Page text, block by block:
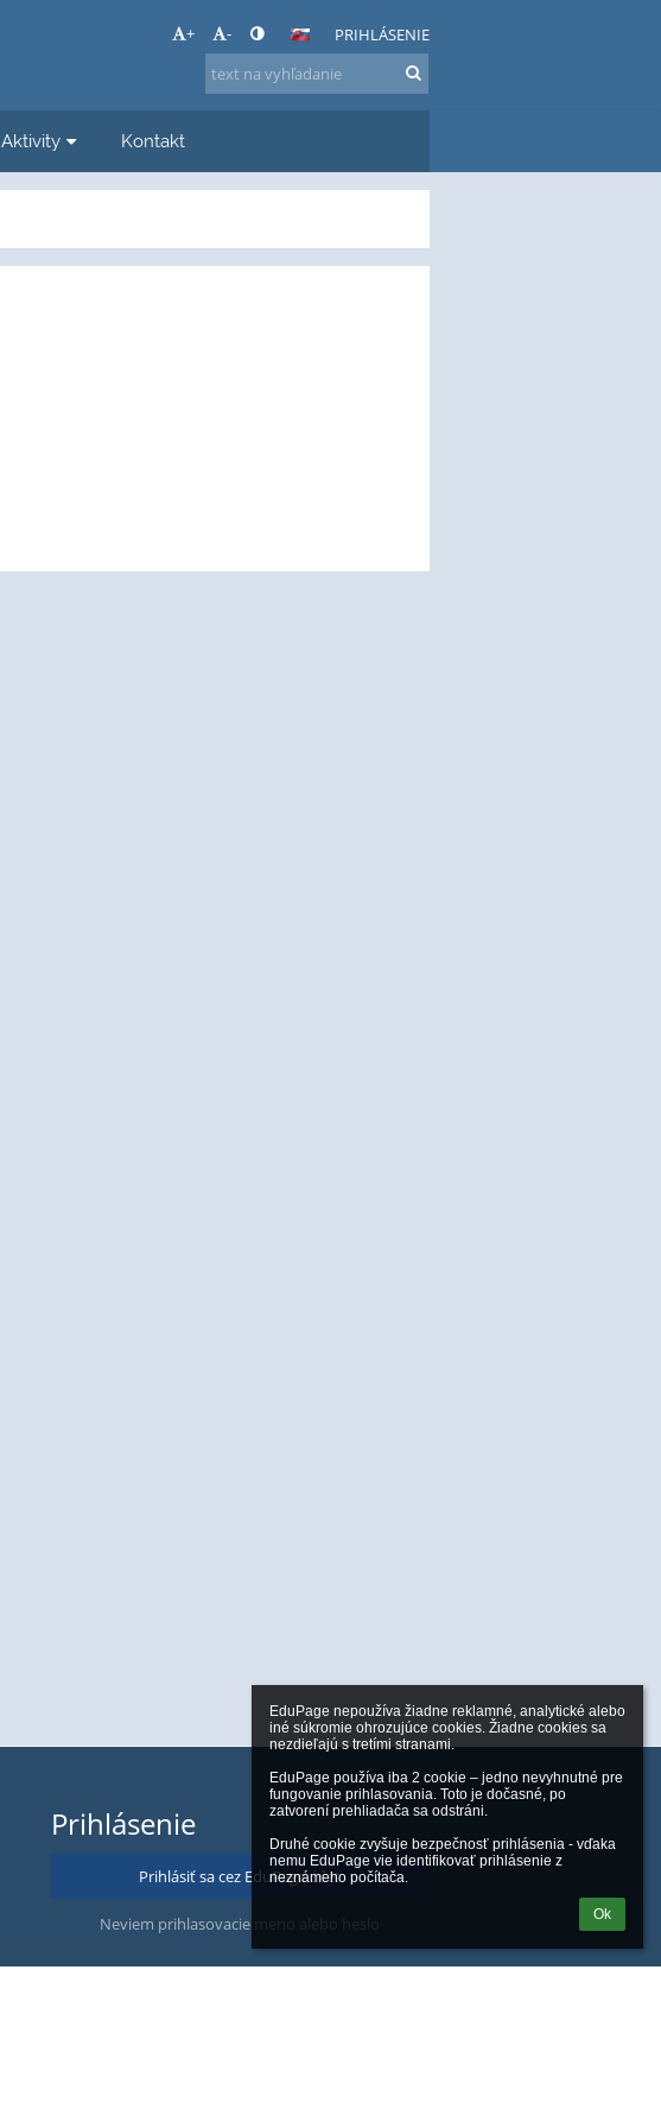
EduPage nepoužíva žiadne reklamné, analytické alebo
iné súkromie ohrozujúce cookies. Žiadne cookies sa
nezdieľajú s tretími stranami.
EduPage používa iba 2 cookie – jedno nevyhnutné pre
fungovanie prihlasovania. Toto je dočasné, po
zatvorení prehliadača sa odstráni.
Druhé cookie zvyšuje bezpečnosť prihlásenia - vďaka
nemu EduPage vie identifikovať prihlásenie z
neznámeho počítača.
Ok
+ - PRIHLÁSENIE
Aktivity Kontakt
Prihlásenie
Prihlásiť sa cez EduPage účet
Neviem prihlasovacie meno alebo heslo